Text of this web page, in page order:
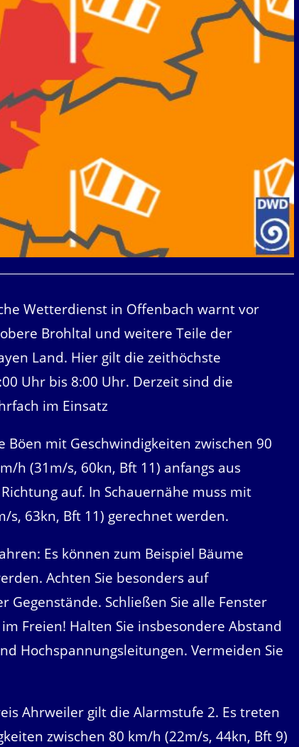
Wetterdienst in Offenbach warnt vor
Brohltal und weitere Teile der
Land. Hier gilt die zeithöchste
Uhr bis 8:00 Uhr. Derzeit sind die
im Einsatz
mit Geschwindigkeiten zwischen 90
h (31m/s, 60kn, Bft 11) anfangs aus
auf. In Schauernähe muss mit
s, 63kn, Bft 11) gerechnet werden.
Es können zum Beispiel Bäume
Achten Sie besonders auf
Gegenstände. Schließen Sie alle Fenster
Freien! Halten Sie insbesondere Abstand
Hochspannungsleitungen. Vermeiden Sie
Ahrweiler gilt die Alarmstufe 2. Es treten
zwischen 80 km/h (22m/s, 44kn, Bft 9)